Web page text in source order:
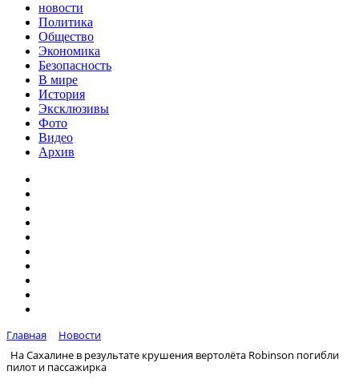
новости
Политика
Общество
Экономика
Безопасность
В мире
История
Эксклюзивы
Фото
Видео
Архив
Главная
Новости
На Сахалине в результате крушения вертолёта Robinson погибли
пилот и пассажирка